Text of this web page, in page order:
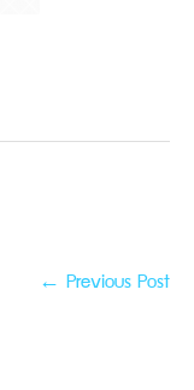
← Previous Post